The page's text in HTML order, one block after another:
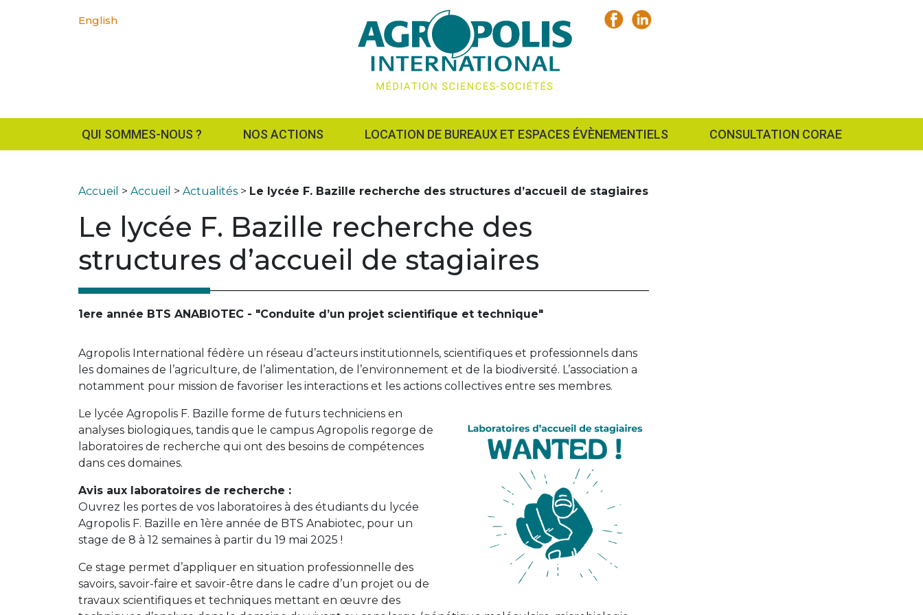
English
QUI SOMMES-NOUS ? NOS ACTIONS LOCATION DE BUREAUX ET ESPACES ÉVÈNEMENTIELS CONSULTATION CORAE
Accueil > Accueil > Actualités > Le lycée F. Bazille recherche des structures d’accueil de stagiaires
Le lycée F. Bazille recherche des
structures d’accueil de stagiaires
1ere année BTS ANABIOTEC - "Conduite d’un projet scientifique et technique"
Agropolis International fédère un réseau d’acteurs institutionnels, scientifiques et professionnels dans
les domaines de l’agriculture, de l’alimentation, de l’environnement et de la biodiversité. L’association a
notamment pour mission de favoriser les interactions et les actions collectives entre ses membres.
Le lycée Agropolis F. Bazille forme de futurs techniciens en
analyses biologiques, tandis que le campus Agropolis regorge de
laboratoires de recherche qui ont des besoins de compétences
dans ces domaines.
Avis aux laboratoires de recherche :
Ouvrez les portes de vos laboratoires à des étudiants du lycée
Agropolis F. Bazille en 1ère année de BTS Anabiotec, pour un
stage de 8 à 12 semaines à partir du 19 mai 2025 !
Ce stage permet d’appliquer en situation professionnelle des
savoirs, savoir-faire et savoir-être dans le cadre d’un projet ou de
travaux scientifiques et techniques mettant en œuvre des